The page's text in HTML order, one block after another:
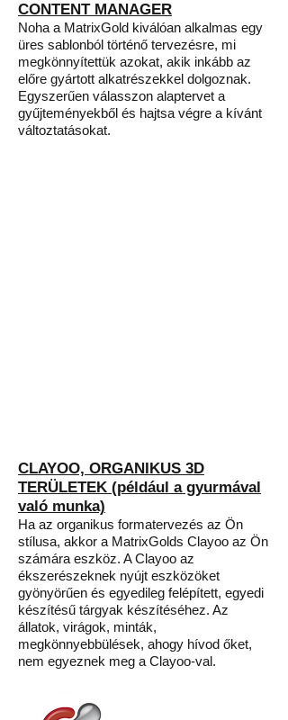
CONTENT MANAGER
Noha a MatrixGold kiválóan alkalmas egy
üres sablonból történő tervezésre, mi
megkönnyítettük azokat, akik inkább az
előre gyártott alkatrészekkel dolgoznak.
Egyszerűen válasszon alaptervet a
gyűjteményekből és hajtsa végre a kívánt
változtatásokat.
CLAYOO, ORGANIKUS 3D
TERÜLETEK (például a gyurmával
való munka)
Ha az organikus formatervezés az Ön
stílusa, akkor a MatrixGolds Clayoo az Ön
számára eszköz. A Clayoo az
ékszerészeknek nyújt eszközöket
gyönyörűen és egyedileg felépített, egyedi
készítésű tárgyak készítéséhez. Az
állatok, virágok, minták,
megkönnyebbülések, ahogy hívod őket,
nem egyeznek meg a Clayoo-val.